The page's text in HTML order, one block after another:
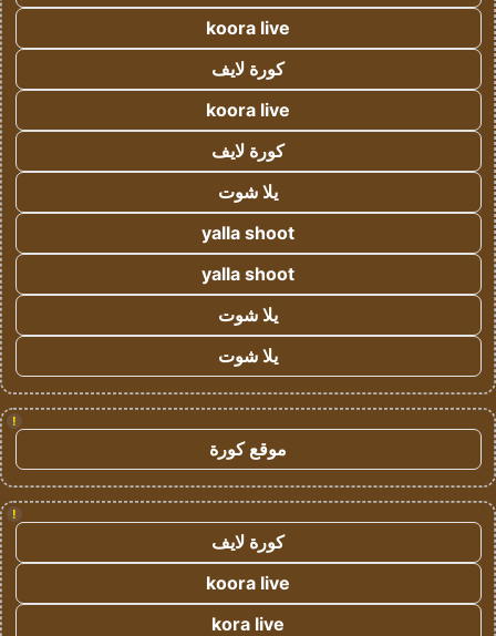
koora live
كورة لايف
koora live
كورة لايف
يلا شوت
yalla shoot
yalla shoot
يلا شوت
يلا شوت
!
موقع كورة
!
كورة لايف
koora live
kora live